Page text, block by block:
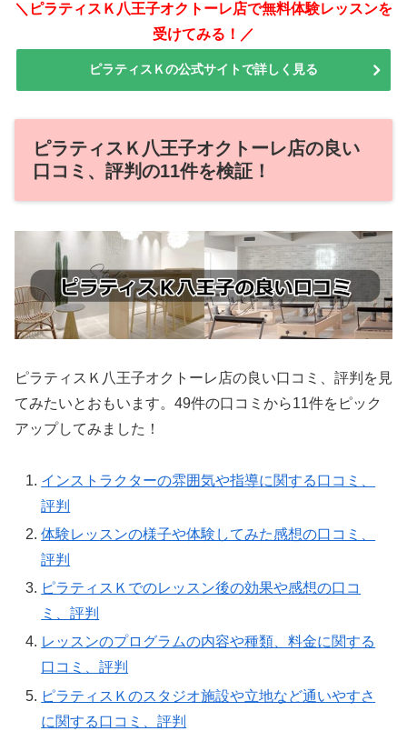
＼ピラティスＫ八王子オクトーレ店で無料体験レッスンを
受けてみる！／
ピラティスＫの公式サイトで詳しく見る
ピラティスＫ八王子オクトーレ店の良い
口コミ、評判の11件を検証！
ピラティスＫ八王子オクトーレ店の良い口コミ、評判を見
てみたいとおもいます。49件の口コミから11件をピック
アップしてみました！
インストラクターの雰囲気や指導に関する口コミ、
評判
体験レッスンの様子や体験してみた感想の口コミ、
評判
ピラティスＫでのレッスン後の効果や感想の口コ
ミ、評判
レッスンのプログラムの内容や種類、料金に関する
口コミ、評判
ピラティスＫのスタジオ施設や立地など通いやすさ
に関する口コミ、評判